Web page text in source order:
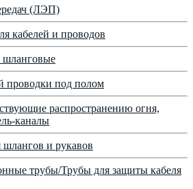
(ЛЭП)
кабелей и проводов
проводки под полом
распространению огня,
каналы
и рукавов
трубы/Трубы для защиты кабеля